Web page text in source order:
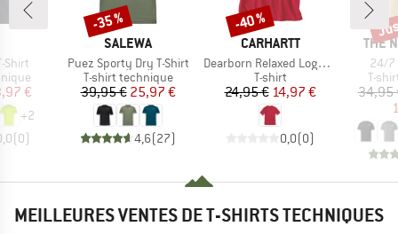
Shirt
réduit
€
+2
(0)
MARQUE
SALEWA
Article
Puez Sporty Dry T-Shirt
Product group
T-shirt technique
Prix
39,95 €Prix réduit
25,97 €
4,6(27)
Remise
-35 %
MARQUE
CARHARTT
Article
Dearborn Relaxed Logo T-Shirt
Product group
T-shirt
Prix
24,95 €Prix réduit
14,97 €
0,0(0)
Remise
-40 %
THE
24/7
T-
34,95
MEILLEURES VENTES DE T-SHIRTS TECHNIQUES